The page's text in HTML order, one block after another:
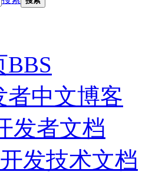
BBS
者中文博客
发者文档
发技术文档